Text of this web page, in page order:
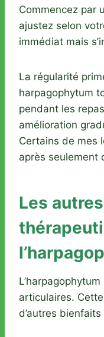
Commencez par
ajustez selon
immédiat mais
La régularité
harpagophytum
pendant les
amélioration
Certains de mes
après seulement
Les
articulaires.
d’autres